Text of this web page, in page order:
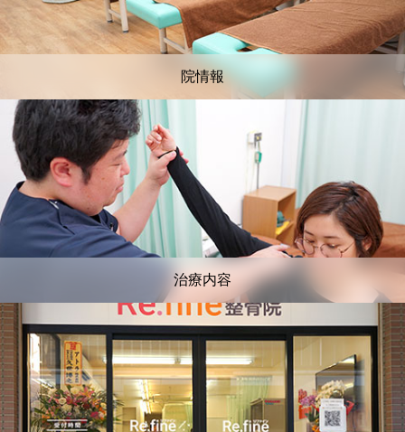
院情報
治療内容